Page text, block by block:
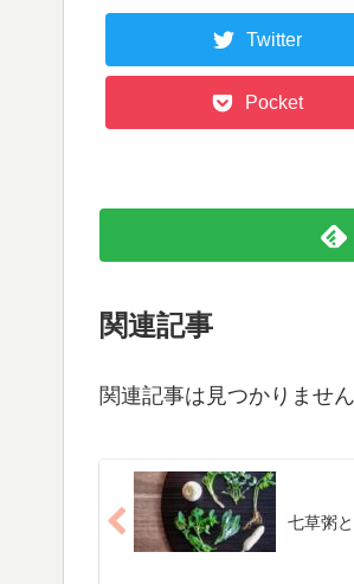
Twitter
Pocket
関連記事
関連記事は見つかりません
七草粥